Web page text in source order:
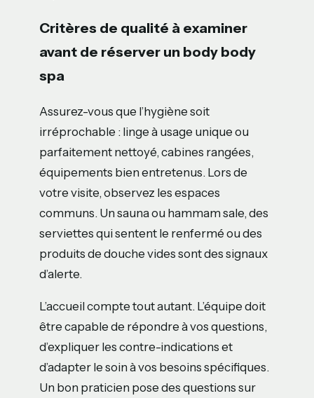
Critères de qualité à examiner
avant de réserver un body body
spa
Assurez-vous que l’hygiène soit
irréprochable : linge à usage unique ou
parfaitement nettoyé, cabines rangées,
équipements bien entretenus. Lors de
votre visite, observez les espaces
communs. Un sauna ou hammam sale, des
serviettes qui sentent le renfermé ou des
produits de douche vides sont des signaux
d’alerte.
L’accueil compte tout autant. L’équipe doit
être capable de répondre à vos questions,
d’expliquer les contre-indications et
d’adapter le soin à vos besoins spécifiques.
Un bon praticien pose des questions sur